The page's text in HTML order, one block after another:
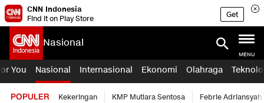
CNN Indonesia
Find it on Play Store
Get
Nasional
MENU
You Nasional Internasional Ekonomi Olahraga
POPULER Kekeringan KMP Mutiara Sentosa Febrie Adriansyah